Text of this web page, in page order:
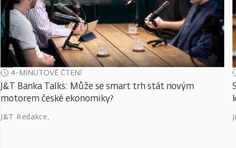
4-MINUTOVÉ ČTENÍ
J&T Banka Talks: Může se smart trh stát novým
motorem české ekonomiky?
J&T Redakce,